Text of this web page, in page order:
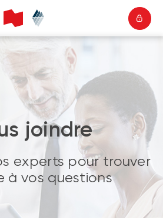
joindre
experts pour trouver
à vos questions